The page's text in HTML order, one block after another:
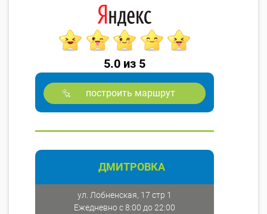
5.0 из 5
построить маршрут
ДМИТРОВКА
ул. Лобненская, 17 стр 1
Ежедневно с 8:00 до 22:00